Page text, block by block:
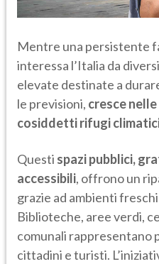
Mentre una persistente
interessa l’Italia da
elevate destinate a
le previsioni, cresce
cosiddetti rifugi
Questi spazi pubblici,
accessibili, offrono un
grazie ad ambienti
Biblioteche, aree verdi,
comunali rappresentano
cittadini e turisti.